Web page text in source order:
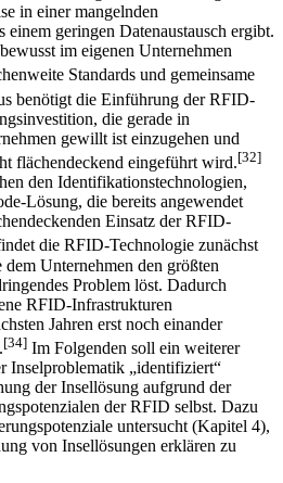
Systeme bisher noch
Insellösungen existieren, liegen
in einer mangelnden
geringen Datenaustausch ergibt.
im eigenen Unternehmen
Standards und gemeinsame
benötigt die Einführung der RFID-
die gerade in
gewillt ist einzugehen und
flächendeckend eingeführt wird.[32]
den Identifikationstechnologien,
Lösung, die bereits angewendet
Einsatz der RFID-
die RFID-Technologie zunächst
Unternehmen den größten
Problem löst. Dadurch
RFID-Infrastrukturen
Jahren erst noch einander
[34]Im Folgenden soll ein weiterer
Inselproblematik „identifiziert“
der Insellösung aufgrund der
der RFID selbst. Dazu
untersucht (Kapitel 4),